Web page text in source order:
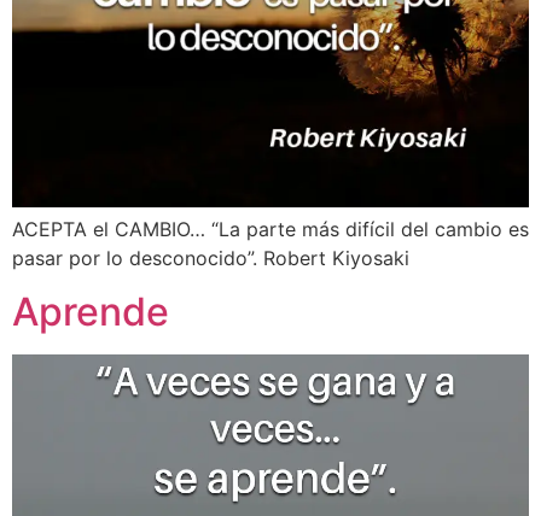
ACEPTA el CAMBIO… “La parte más difícil del cambio es
pasar por lo desconocido”. Robert Kiyosaki
Aprende